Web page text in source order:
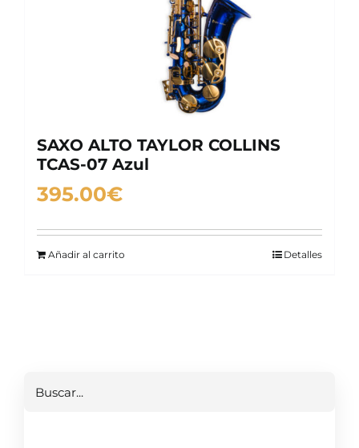
SAXO ALTO TAYLOR COLLINS
TCAS-07 Azul
395.00€
Añadir al carrito Detalles